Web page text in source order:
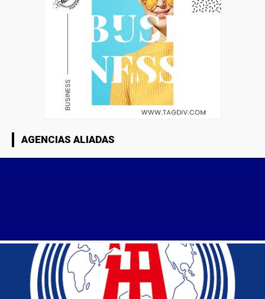
AGENCIAS ALIADAS